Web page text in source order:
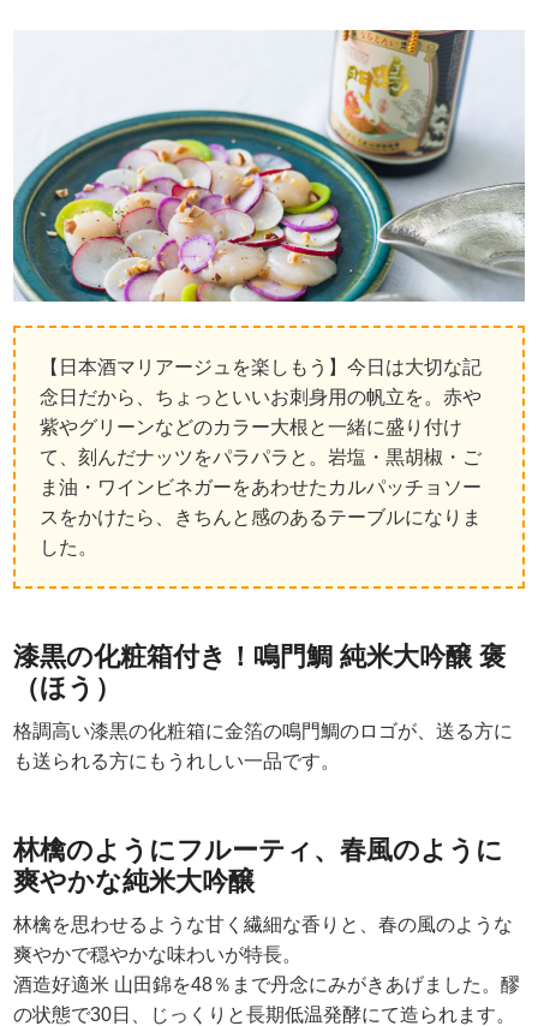
【日本酒マリアージュを楽しもう】今日は大切な記
念日だから、ちょっといいお刺身用の帆立を。赤や
紫やグリーンなどのカラー大根と一緒に盛り付け
て、刻んだナッツをパラパラと。岩塩・黒胡椒・ご
ま油・ワインビネガーをあわせたカルパッチョソー
スをかけたら、きちんと感のあるテーブルになりま
した。
漆黒の化粧箱付き！鳴門鯛 純米大吟醸 褒
（ほう）
格調高い漆黒の化粧箱に金箔の鳴門鯛のロゴが、送る方に
も送られる方にもうれしい一品です。
林檎のようにフルーティ、春風のように
爽やかな純米大吟醸
林檎を思わせるような甘く繊細な香りと、春の風のような
爽やかで穏やかな味わいが特長。
酒造好適米 山田錦を48％まで丹念にみがきあげました。醪
の状態で30日、じっくりと長期低温発酵にて造られます。